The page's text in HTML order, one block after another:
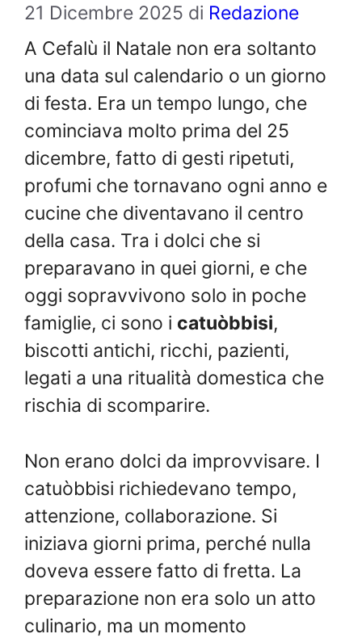
21 Dicembre 2025 di Redazione
A Cefalù il Natale non era soltanto
una data sul calendario o un giorno
di festa. Era un tempo lungo, che
cominciava molto prima del 25
dicembre, fatto di gesti ripetuti,
profumi che tornavano ogni anno e
cucine che diventavano il centro
della casa. Tra i dolci che si
preparavano in quei giorni, e che
oggi sopravvivono solo in poche
famiglie, ci sono i catuòbbisi,
biscotti antichi, ricchi, pazienti,
legati a una ritualità domestica che
rischia di scomparire.
Non erano dolci da improvvisare. I
catuòbbisi richiedevano tempo,
attenzione, collaborazione. Si
iniziava giorni prima, perché nulla
doveva essere fatto di fretta. La
preparazione non era solo un atto
culinario, ma un momento